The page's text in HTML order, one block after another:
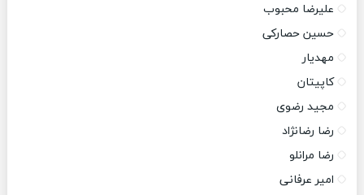
علیرضا محبوب
حسین حصارکی
مهدیار
کاپیتان
مجید رضوی
رضا رضانژاد
رضا مرانلو
امیر عرفانی